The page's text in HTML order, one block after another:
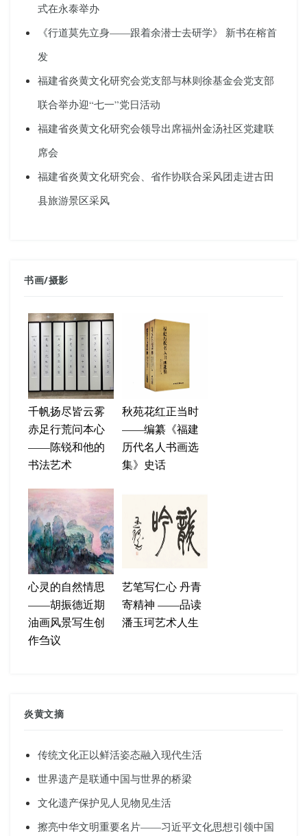
式在永泰举办
《行道莫先立身——跟着余潜士去研学》 新书在榕首
发
福建省炎黄文化研究会党支部与林则徐基金会党支部
联合举办迎“七一”党日活动
福建省炎黄文化研究会领导出席福州金汤社区党建联
席会
福建省炎黄文化研究会、省作协联合采风团走进古田
县旅游景区采风
书画/摄影
千帆扬尽皆云雾
赤足行荒问本心
——陈锐和他的
书法艺术
秋苑花红正当时
——编纂《福建
历代名人书画选
集》史话
心灵的自然情思
——胡振德近期
油画风景写生创
作刍议
艺笔写仁心 丹青
寄精神 ——品读
潘玉珂艺术人生
炎黄文摘
传统文化正以鲜活姿态融入现代生活
世界遗产是联通中国与世界的桥梁
文化遗产保护见人见物见生活
擦亮中华文明重要名片——习近平文化思想引领中国